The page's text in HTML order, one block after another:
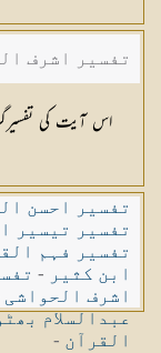
تفسیر اشرف
اس آیت کی
تفسیر احسن
تفسیر تیسیر
تفسیر فہم
ابن کثیر -
اشرف الحواشی
عبدالسلام
القرآن -